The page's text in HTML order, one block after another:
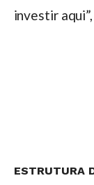
investir
ESTRUTURA